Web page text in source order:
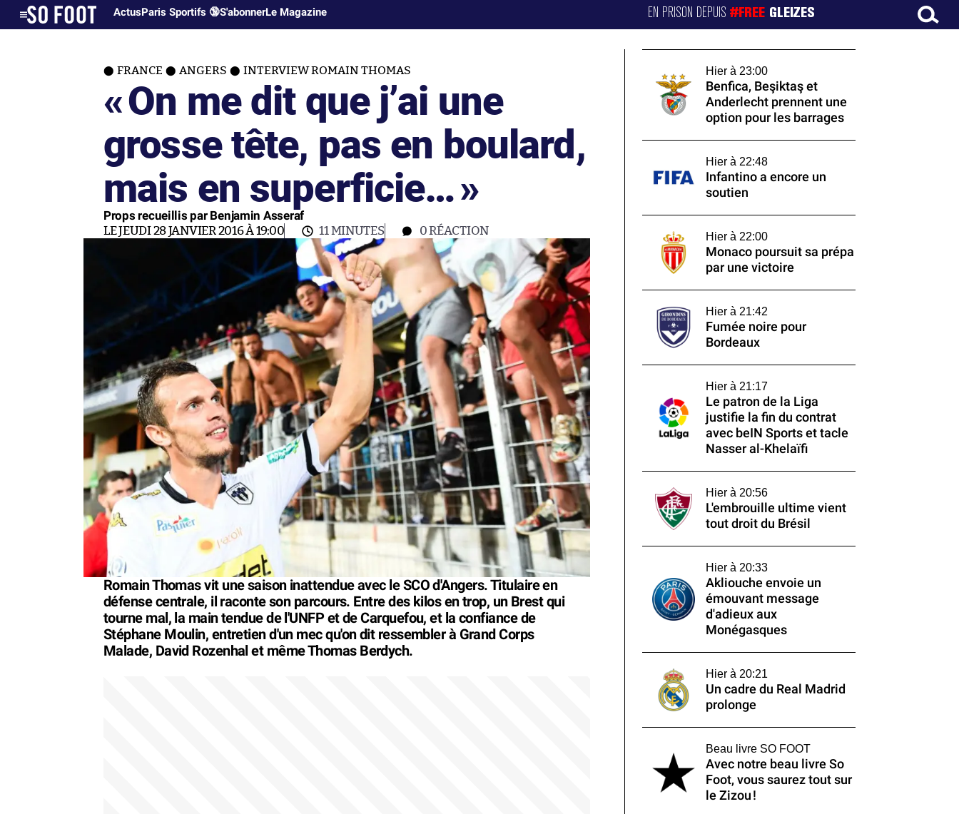
ActusParis Sportifs 🔞S'abonnerLe Magazine EN PRISON DEPUIS#FREE GLEIZES
FRANCE ANGERS INTERVIEW ROMAIN THOMAS
«On me dit que j’ai une
grosse tête, pas en boulard,
mais en superficie…»
Props recueillis par Benjamin Asseraf
LE JEUDI 28 JANVIER 2016 À 19:00 11 MINUTES 0RÉACTION
Romain Thomas vit une saison inattendue avec le SCO d'Angers. Titulaire en
défense centrale, il raconte son parcours. Entre des kilos en trop, un Brest qui
tourne mal, la main tendue de l'UNFP et de Carquefou, et la confiance de
Stéphane Moulin, entretien d'un mec qu'on dit ressembler à Grand Corps
Malade, David Rozenhal et même Thomas Berdych.
Hier à 23:00
Benfica, Beşiktaş et
Anderlecht prennent une
option pour les barrages
Hier à 22:48
Infantino a encore un
soutien
Hier à 22:00
Monaco poursuit sa prépa
par une victoire
Hier à 21:42
Fumée noire pour
Bordeaux
Hier à 21:17
Le patron de la Liga
justifie la fin du contrat
avec beIN Sports et tacle
Nasser al-Khelaïfi
Hier à 20:56
L'embrouille ultime vient
tout droit du Brésil
Hier à 20:33
Akliouche envoie un
émouvant message
d'adieux aux
Monégasques
Hier à 20:21
Un cadre du Real Madrid
prolonge
Beau livre SO FOOT
Avec notre beau livre So
Foot, vous saurez tout sur
le Zizou !